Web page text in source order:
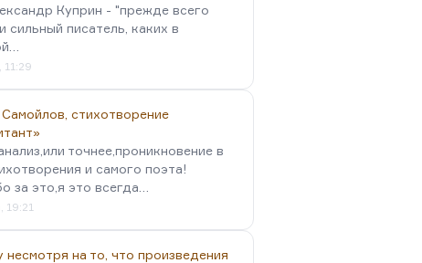
Куприн - "прежде всего
сильный писатель, каких в
11:29
стихотворение
точнее,проникновение в
и самого поэта!
за это,я это всегда…
19:21
несмотря на то, что произведения